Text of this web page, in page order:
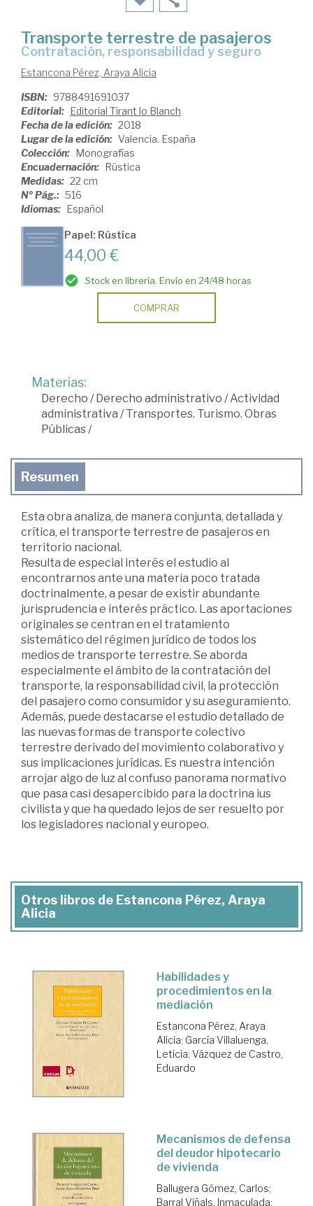
Transporte terrestre de pasajeros
contratación, responsabilidad y seguro
Estancona Pérez, Araya Alicia
ISBN: 9788491691037
Editorial: Editorial Tirant lo Blanch
Fecha de la edición: 2018
Lugar de la edición: Valencia. España
Colección: Monografías
Encuadernación: Rústica
Medidas: 22 cm
Nº Pág.: 516
Idiomas: Español
Papel: Rústica
44,00 €
Stock en librería. Envío en 24/48 horas
COMPRAR
Materias:
Derecho /Derecho administrativo /Actividad
administrativa /Transportes. Turismo. Obras
Públicas /
Resumen
Esta obra analiza, de manera conjunta, detallada y
crítica, el transporte terrestre de pasajeros en
territorio nacional.
Resulta de especial interés el estudio al
encontrarnos ante una materia poco tratada
doctrinalmente, a pesar de existir abundante
jurisprudencia e interés práctico. Las aportaciones
originales se centran en el tratamiento
sistemático del régimen jurídico de todos los
medios de transporte terrestre. Se aborda
especialmente el ámbito de la contratación del
transporte, la responsabilidad civil, la protección
del pasajero como consumidor y su aseguramiento.
Además, puede destacarse el estudio detallado de
las nuevas formas de transporte colectivo
terrestre derivado del movimiento colaborativo y
sus implicaciones jurídicas. Es nuestra intención
arrojar algo de luz al confuso panorama normativo
que pasa casi desapercibido para la doctrina ius
civilista y que ha quedado lejos de ser resuelto por
los legisladores nacional y europeo.
Otros libros de Estancona Pérez, Araya
Alicia
Habilidades y
procedimientos en la
mediación
Estancona Pérez, Araya
Alicia; García Villaluenga,
Leticia; Vázquez de Castro,
Eduardo
Mecanismos de defensa
del deudor hipotecario
de vivienda
Ballugera Gómez, Carlos;
Barral Viñals, Inmaculada;